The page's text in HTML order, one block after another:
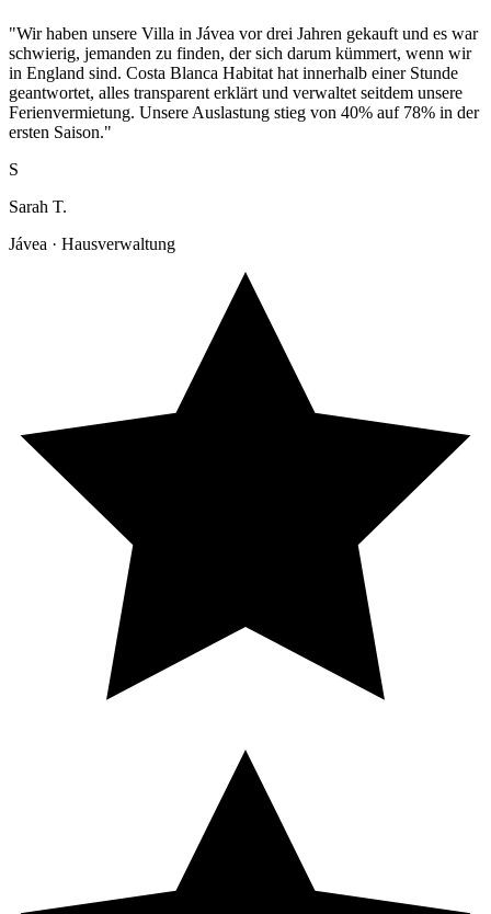
"Wir haben unsere Villa in Jávea vor drei Jahren gekauft und es war
schwierig, jemanden zu finden, der sich darum kümmert, wenn wir
in England sind. Costa Blanca Habitat hat innerhalb einer Stunde
geantwortet, alles transparent erklärt und verwaltet seitdem unsere
Ferienvermietung. Unsere Auslastung stieg von 40% auf 78% in der
ersten Saison."
S
Sarah T.
Jávea · Hausverwaltung